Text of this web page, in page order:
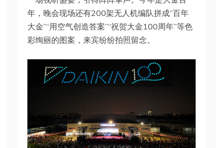
年，晚会现场还有200架无人机编队拼成“百年
大金”“用空气创造答案”“祝贺大金100周年”等色
彩绚丽的图案，来宾纷纷拍照留念。